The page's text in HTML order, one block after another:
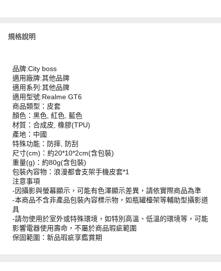
規格說明
品牌:City boss
適用廠牌:其他品牌
適用系列:其他品牌
適用型號:Realme GT6
商品類型：皮套
顏色：黑色, 紅色, 藍色
材質：合成皮, 橡膠(TPU)
產地：中國
特殊功能：防摔, 防刮
尺寸(cm)：約20*10*2cm(含包裝)
重量(g)：約80g(含包裝)
包裝內容物：浪漫都會支架手機皮套*1
注意事項
-因攝影與螢幕顯示，可能有色澤顯示差異，請依實際商品為準
-本商品不含非產品包裝內容標示物，如瓶罐檯架等輔助型攝影道
具
-請勿使用於室外或特殊環境，如特別高溫、低溫的環境等，可能
影響電器使用壽命，不屬於商品瑕疵範圍
保固範圍：新品瑕疵享鑑賞期